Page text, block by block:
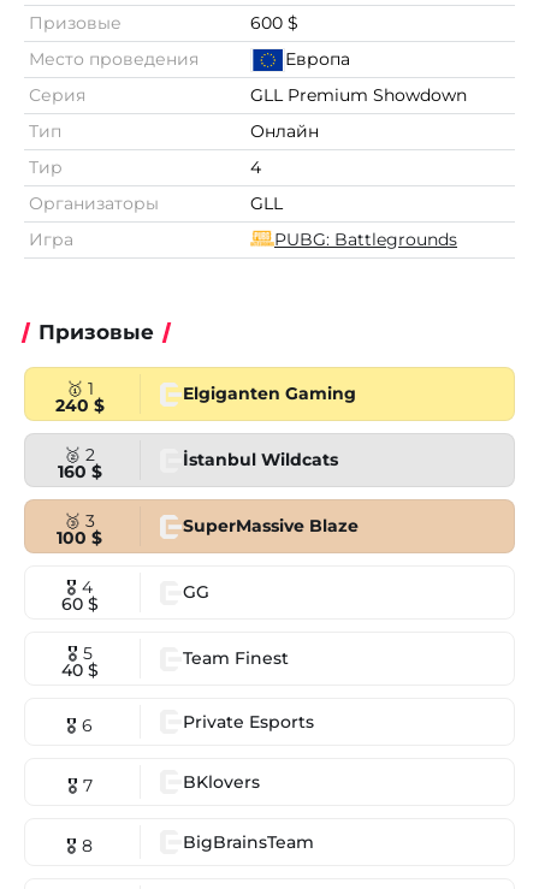
Призовые
600 $
Место проведения
Европа
Серия
GLL Premium Showdown
Тип
Онлайн
Тир
4
Организаторы
GLL
Игра
PUBG: Battlegrounds
Призовые
🥇 1
240 $
Elgiganten Gaming
🥈 2
160 $
İstanbul Wildcats
🥉 3
100 $
SuperMassive Blaze
🎖 4
60 $
GG
🎖 5
40 $
Team Finest
🎖 6 Private Esports
🎖 7 BKlovers
🎖 8 BigBrainsTeam